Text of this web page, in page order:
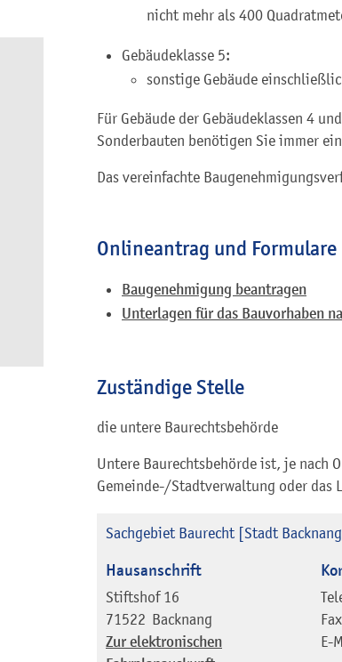
nicht mehr als 400
Gebäudeklasse 5:
sonstige Gebäude
Für Gebäude der Gebäudeklassen 4
Sonderbauten benötigen Sie immer
Das vereinfachte
Onlineantrag und Formulare
Baugenehmigung beantragen
Unterlagen für das Bauvorhaben
Zuständige Stelle
die untere Baurechtsbehörde
Untere Baurechtsbehörde ist, je nach
Gemeinde-/Stadtverwaltung oder das
Sachgebiet Baurecht [Stadt
Hausanschrift
Stiftshof 16
71522 Backnang
Zur elektronischen
Fax
E-